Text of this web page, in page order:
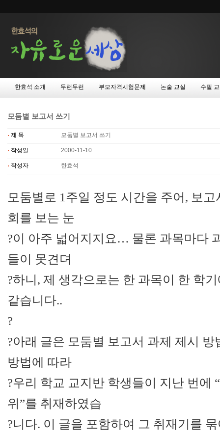
한효석 소개 두런두런 부모자격시험문제 논술 교실 수필
모둠별 보고서 쓰기
제 목 모둠별 보고서 쓰기
작성일 2000-11-10
작성자 한효석
모둠별로 1주일 정도 시간을 주어, 보
회를 보는 눈
?이 아주 넓어지지요… 물론 과목마다
들이 못견뎌
?하니, 제 생각으로는 한 과목이 한 학
같습니다..
?
?아래 글은 모둠별 보고서 과제 제시
방법에 따라
?우리 학교 교지반 학생들이 지난 번에
위”를 취재하였습
?니다. 이 글을 포함하여 그 취재기를